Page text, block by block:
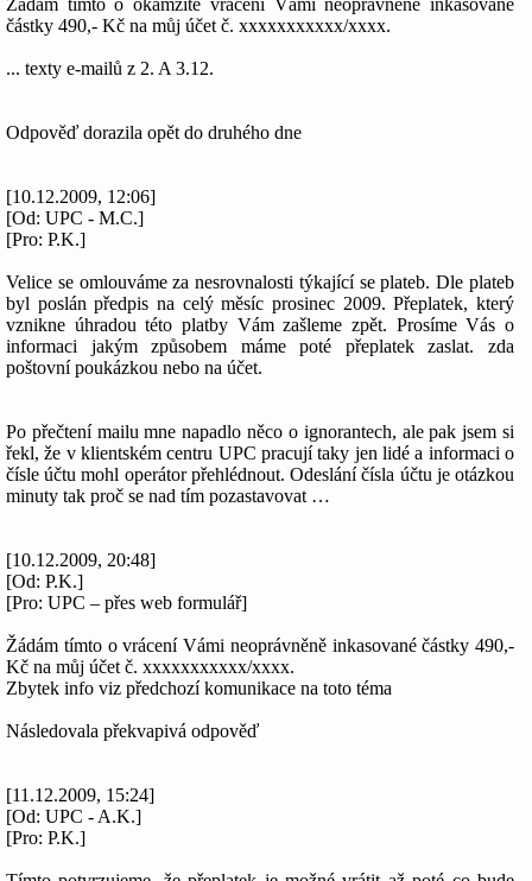
částky 490,- Kč na můj účet č. xxxxxxxxxxx/xxxx.
... texty e-mailů z 2. A 3.12.
Odpověď dorazila opět do druhého dne
[10.12.2009, 12:06]
[Od: UPC - M.C.]
[Pro: P.K.]
Velice se omlouváme za nesrovnalosti týkající se plateb. Dle plateb
byl poslán předpis na celý měsíc prosinec 2009. Přeplatek, který
vznikne úhradou této platby Vám zašleme zpět. Prosíme Vás o
informaci jakým způsobem máme poté přeplatek zaslat. zda
poštovní poukázkou nebo na účet.
Po přečtení mailu mne napadlo něco o ignorantech, ale pak jsem si
řekl, že v klientském centru UPC pracují taky jen lidé a informaci o
čísle účtu mohl operátor přehlédnout. Odeslání čísla účtu je otázkou
minuty tak proč se nad tím pozastavovat …
[10.12.2009, 20:48]
[Od: P.K.]
[Pro: UPC – přes web formulář]
Žádám tímto o vrácení Vámi neoprávněně inkasované částky 490,-
Kč na můj účet č. xxxxxxxxxxx/xxxx.
Zbytek info viz předchozí komunikace na toto téma
Následovala překvapivá odpověď
[11.12.2009, 15:24]
[Od: UPC - A.K.]
[Pro: P.K.]